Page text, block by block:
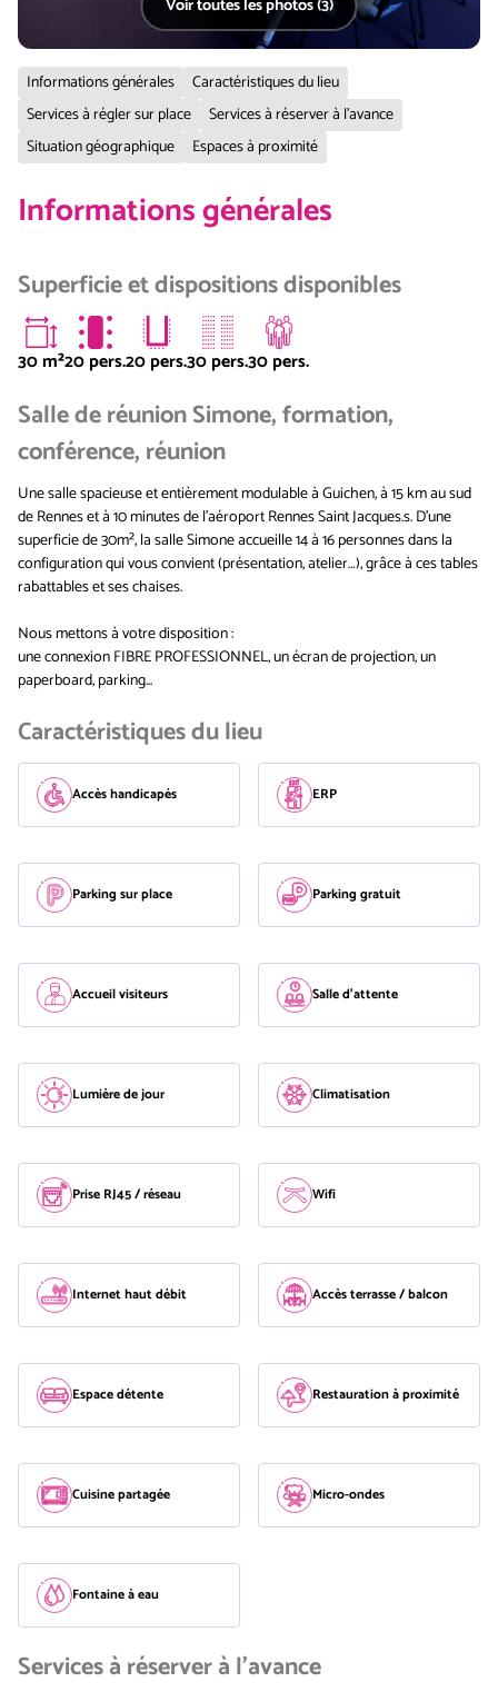
Voir toutes les photos (3)
Informations générales
Caractéristiques du lieu
Services à régler sur place
Services à réserver à l'avance
Situation géographique
Espaces à proximité
Informations générales
Superficie et dispositions disponibles
30m²20 pers.20 pers.30 pers.30 pers.
Salle de réunion Simone, formation,
conférence, réunion
Une salle spacieuse et entièrement modulable à Guichen, à 15 km au sud
de Rennes et à 10 minutes de l'aéroport Rennes Saint Jacques.s. D’une
superficie de 30m², la salle Simone accueille 14 à 16 personnes dans la
configuration qui vous convient (présentation, atelier…), grâce à ces tables
rabattables et ses chaises.
Nous mettons à votre disposition :
une connexion FIBRE PROFESSIONNEL, un écran de projection, un
paperboard, parking...
Caractéristiques du lieu
Accès handicapés ERP
Parking sur place Parking gratuit
Accueil visiteurs Salle d'attente
Lumière de jour Climatisation
Prise RJ45 / réseau Wifi
Internet haut débit Accès terrasse / balcon
Espace détente Restauration à proximité
Cuisine partagée Micro-ondes
Fontaine à eau
Services à réserver à l'avance